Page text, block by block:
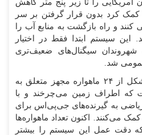
آمریکایی را تا زیر پنج متر کاهش
کمک کرد بدون قرار گرفتن بر سر
کنند و راه بازگشت به منابع آب را
این سیستم ابتدا فقط در اختیار
شهروندان سیگنال‌های ضعیف‌تری
شد.
سامانه موقعیت‌یابی جهانی متشکل از ۲۴ ماهواره مجهز متعلق به
که اطراف زمین می‌چرخند و با
ریاضی به گیرنده‌های جی‌پی‌اس برای
می‌کنند. اکنون تعداد ماهواره‌ها
یافته که دقت عمل این سیستم را بیشتر